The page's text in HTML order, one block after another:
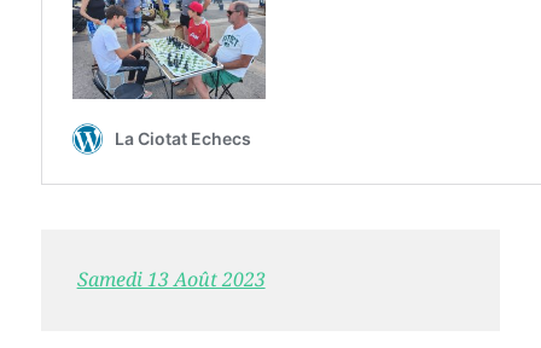
Samedi 13 Août 2023